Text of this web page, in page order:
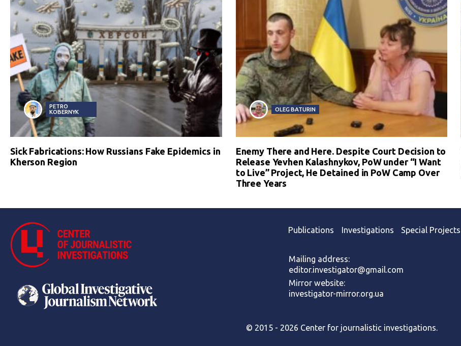
PETRO
KOBERNYK
Sick Fabrications: How Russians Fake Epidemics in
Kherson Region
OLEG BATURIN
Enemy There and Here. Despite Court Decision to
Release Yevhen Kalashnykov, PoW under “I Want
to Live” Project, He Detained in PoW Camp Over
Three Years
Publications Investigations Special Projects
Mailing address:
editor.investigator@gmail.com
Mirror website:
investigator-mirror.org.ua
© 2015 - 2026 Center for journalistic investigations.